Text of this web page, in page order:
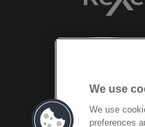
We use
We use
preferences